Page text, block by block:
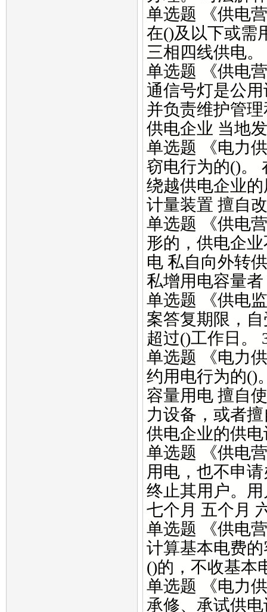
单选题 《供电
在()及以下或需
三相四线供电。
单选题 《供电
通信号灯是公
并负责维护管
供电企业 当地
单选题 《电力
窃电行为的()。
绕越供电企业
计量装置 擅自
单选题 《供电
形的，供电企
电 私自向外转
私增用电容量者
单选题 《供电
案答复期限，
超过()工作日。
单选题 《电力
约用电行为的()
容量用电 擅自
力设备，或者
供电企业的供
单选题 《供电
用电，也不申
终止其用户。
七个月 五个月
单选题 《供电
计算基本电费
()的，不收基本
单选题 《电力
承修、承试供